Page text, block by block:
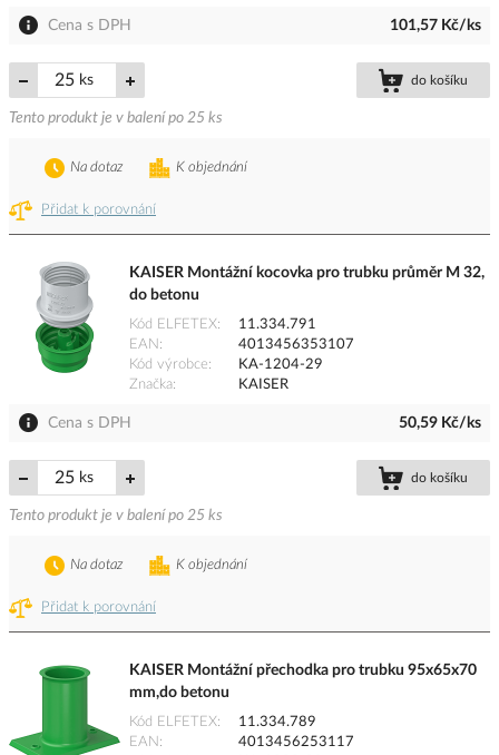
Cena s DPH 101,57 Kč/ks
ks do košíku
Tento produkt je v balení po 25 ks
Přidat k porovnání
K objednání
Na dotaz
KAISER Montážní kocovka pro trubku průměr M 32,
do betonu
Kód ELFETEX
11.334.791
EAN
4013456353107
Kód výrobce
KA-1204-29
Značka
KAISER
Cena s DPH 50,59 Kč/ks
ks do košíku
Tento produkt je v balení po 25 ks
Přidat k porovnání
K objednání
Na dotaz
KAISER Montážní přechodka pro trubku 95x65x70
mm,do betonu
Kód ELFETEX
11.334.789
EAN
4013456253117